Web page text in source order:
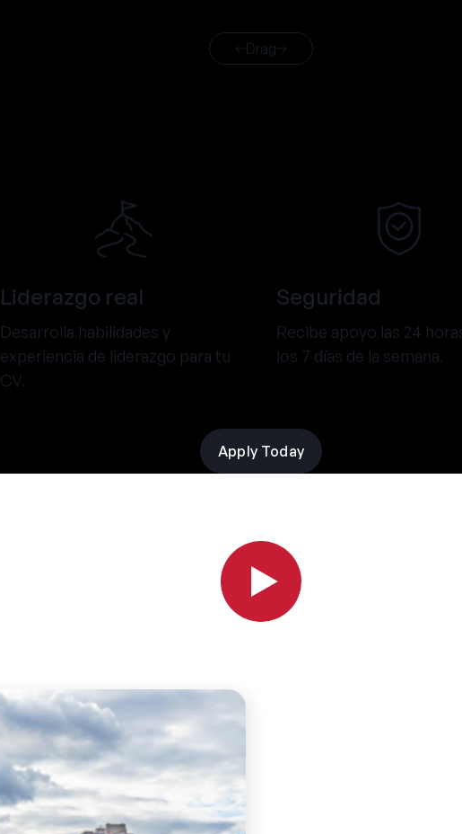
Drag
Liderazgo real
Desarrolla habilidades y
experiencia de liderazgo para tu
CV.
Seguridad
Recibe apoyo las 24
los 7 días de la semana.
Apply Today